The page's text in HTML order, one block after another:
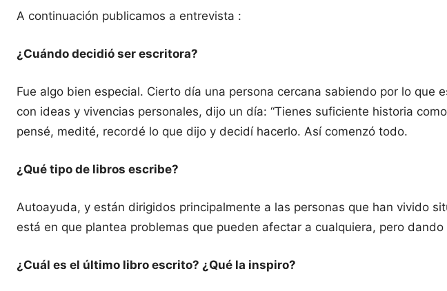
A continuación publicamos a entrevista :
¿Cuándo decidió ser escritora?
Fue algo bien especial. Cierto día una persona cercana sabiendo por lo
con ideas y vivencias personales, dijo un día: “Tienes suficiente historia
pensé, medité, recordé lo que dijo y decidí hacerlo. Así comenzó todo.
¿Qué tipo de libros escribe?
Autoayuda, y están dirigidos principalmente a las personas que han vivido
está en que plantea problemas que pueden afectar a cualquiera, pero
¿Cuál es el último libro escrito? ¿Qué la inspiro?